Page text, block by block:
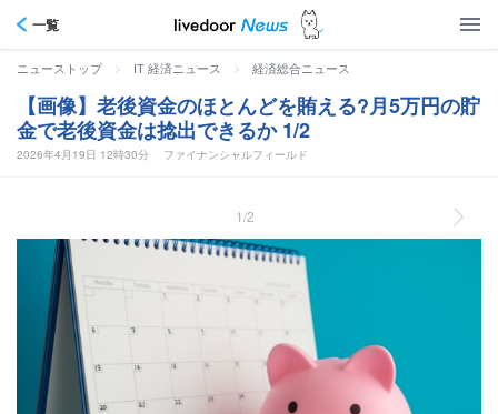
一覧
ニューストップ > IT 経済ニュース > 経済総合ニュース
【画像】老後資金のほとんどを賄える?月5万円の貯
金で老後資金は捻出できるか 1/2
2026年4月19日 12時30分 ファイナンシャルフィールド
1/2